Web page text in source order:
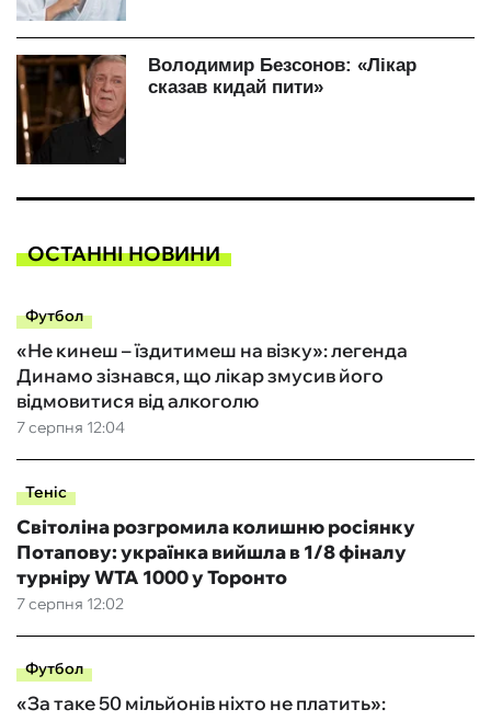
ОСТАННІ НОВИНИ
Футбол
7 серпня 12:04
«Не кинеш – їздитимеш на візку»: легенда
Динамо зізнався, що лікар змусив його
відмовитися від алкоголю
Теніс
7 серпня 12:02
Світоліна розгромила колишню росіянку
Потапову: українка вийшла в 1/8 фіналу
турніру WTA 1000 у Торонто
Футбол
«За таке 50 мільйонів ніхто не платить»: